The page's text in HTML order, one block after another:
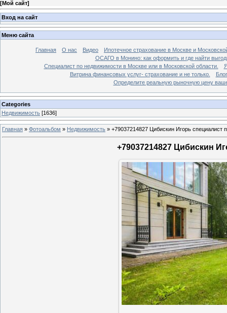
[Мой сайт]
Вход на сайт
Меню сайта
Главная О нас Видео
Ипотечное страхование в Москве и
ОСАГО в Монино: как оформить и где найти
Специалист по недвижимости в Москве или в Московской области.
Витрина финансовых услуг- страхование и не только.
Блог
Определите реальную рыночную цену
Categories
Недвижимость [1636]
Главная » Фотоальбом » Недвижимость » +79037214827 Цибискин Игорь специалист
+79037214827 Цибискин